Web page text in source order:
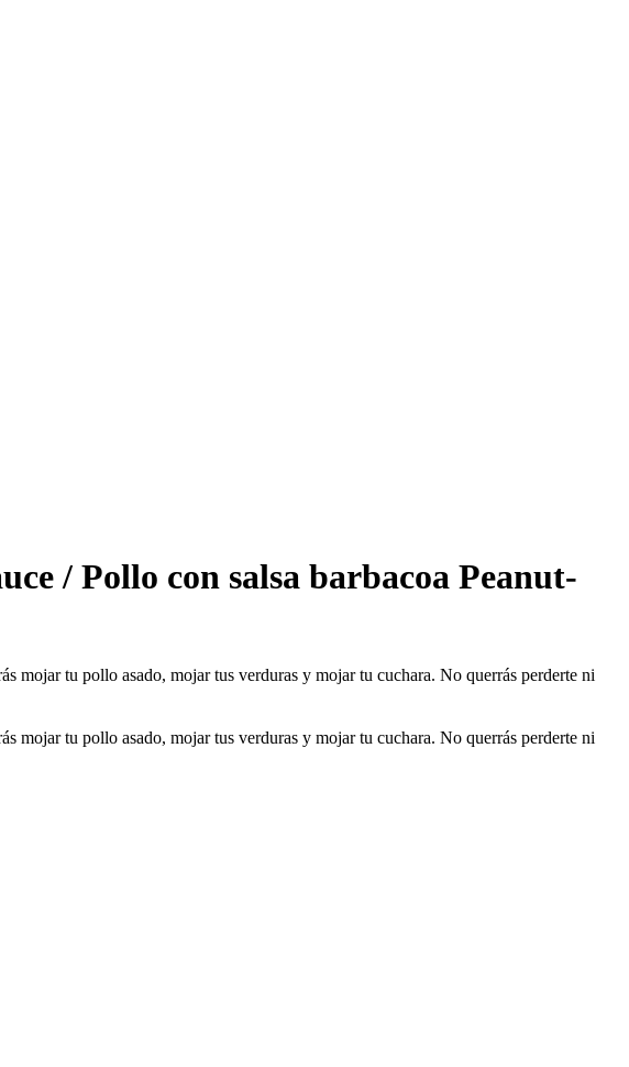
/ Pollo con salsa barbacoa Peanut-
mojar tu pollo asado, mojar tus verduras y mojar tu cuchara. No querrás perderte ni
mojar tu pollo asado, mojar tus verduras y mojar tu cuchara. No querrás perderte ni